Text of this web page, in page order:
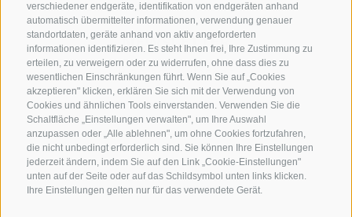
verschiedener endgeräte, identifikation von endgeräten anhand
automatisch übermittelter informationen, verwendung genauer
standortdaten, geräte anhand von aktiv angeforderten
informationen identifizieren. Es steht Ihnen frei, Ihre Zustimmung zu
erteilen, zu verweigern oder zu widerrufen, ohne dass dies zu
wesentlichen Einschränkungen führt. Wenn Sie auf „Cookies
akzeptieren" klicken, erklären Sie sich mit der Verwendung von
Cookies und ähnlichen Tools einverstanden. Verwenden Sie die
Schaltfläche „Einstellungen verwalten", um Ihre Auswahl
anzupassen oder „Alle ablehnen", um ohne Cookies fortzufahren,
die nicht unbedingt erforderlich sind. Sie können Ihre Einstellungen
jederzeit ändern, indem Sie auf den Link „Cookie-Einstellungen"
unten auf der Seite oder auf das Schildsymbol unten links klicken.
Ihre Einstellungen gelten nur für das verwendete Gerät.
NEWSLETTER
Bleib am Laufenden
Newsletter Anmelden